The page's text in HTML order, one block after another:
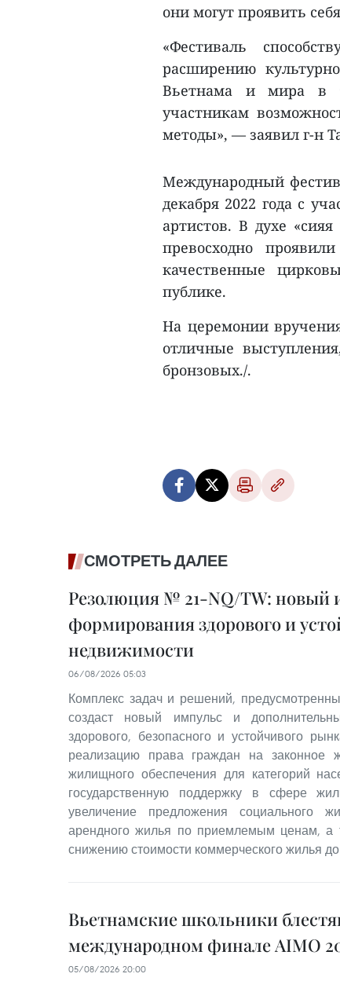
они могут проявить
«Фестиваль
расширению
Вьетнама и мира в
участникам
методы», — заявил г-н
Международный
декабря 2022 года с
артистов. В духе
превосходно
качественные
публике.
На церемонии
отличные
бронзовых./.
СМОТРЕТЬ ДАЛЕЕ
Резолюция № 21-NQ/TW: новый
формирования здорового и
недвижимости
06/08/2026 05:03
Комплекс задач и решений,
создаст новый импульс и
здорового, безопасного и устойчивого
реализацию права граждан на законное
жилищного обеспечения для категорий
государственную поддержку в сфере
увеличение предложения социального
арендного жилья по приемлемым ценам, а
снижению стоимости коммерческого жилья
Вьетнамские школьники
международном финале AIMO
05/08/2026 20:00